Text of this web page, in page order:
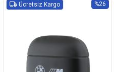
%26
Ücretsiz Kargo